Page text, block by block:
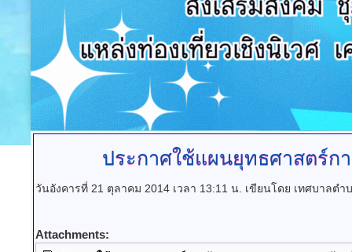
ประกาศใช้แผนยุทธศาสตร์ก
วันอังคารที่ 21 ตุลาคม 2014 เวลา 13:11 น. เขียนโดย เทศบาลตำ
Attachments: